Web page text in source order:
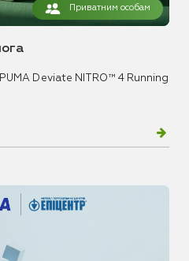
Приватним особам
Deviate NITRO™ 4 Running